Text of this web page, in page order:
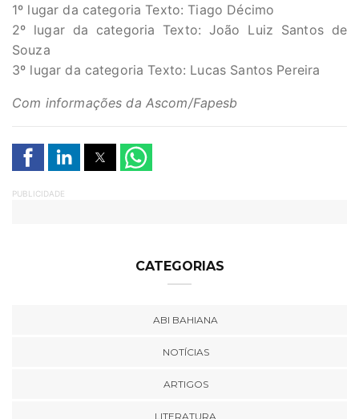
1º lugar da categoria Texto: Tiago Décimo
2º lugar da categoria Texto: João Luiz Santos de
Souza
3º lugar da categoria Texto: Lucas Santos Pereira
Com informações da Ascom/Fapesb
PUBLICIDADE
CATEGORIAS
ABI BAHIANA
NOTÍCIAS
ARTIGOS
LITERATURA